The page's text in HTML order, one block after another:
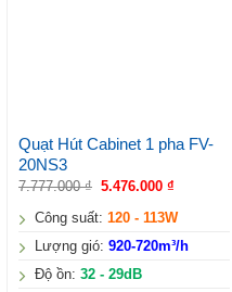
Quạt Hút Cabinet 1 pha FV-
20NS3
7.777.000₫ 5.476.000 ₫
Công suất: 120 - 113W
Lượng gió: 920-720m³/h
Độ ồn: 32 - 29dB